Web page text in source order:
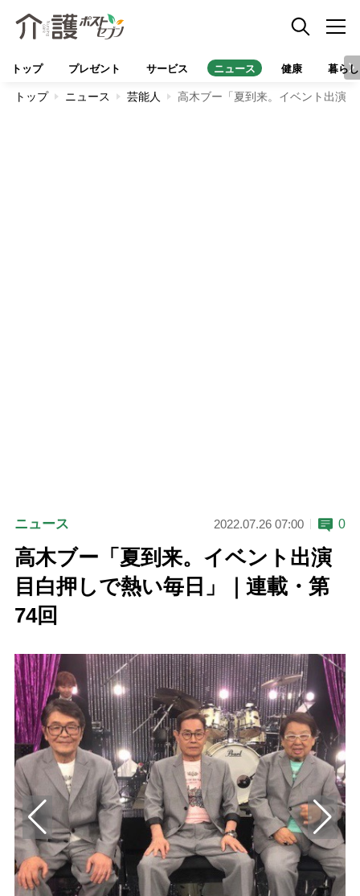
トップ プレゼント サービス ニュース 健康 暮らし
トップ ニュース 芸能人 高木ブー「夏到来。イベント出演
ニュース 2022.07.26 07:00 0
高木ブー「夏到来。イベント出演
目白押しで熱い毎日」｜連載・第
74回